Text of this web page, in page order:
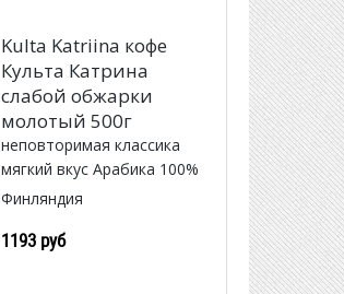
Kulta Katriina кофе
Культа Катрина
слабой обжарки
молотый 500г
неповторимая классика
мягкий вкус Арабика 100%
Финляндия
1193 руб